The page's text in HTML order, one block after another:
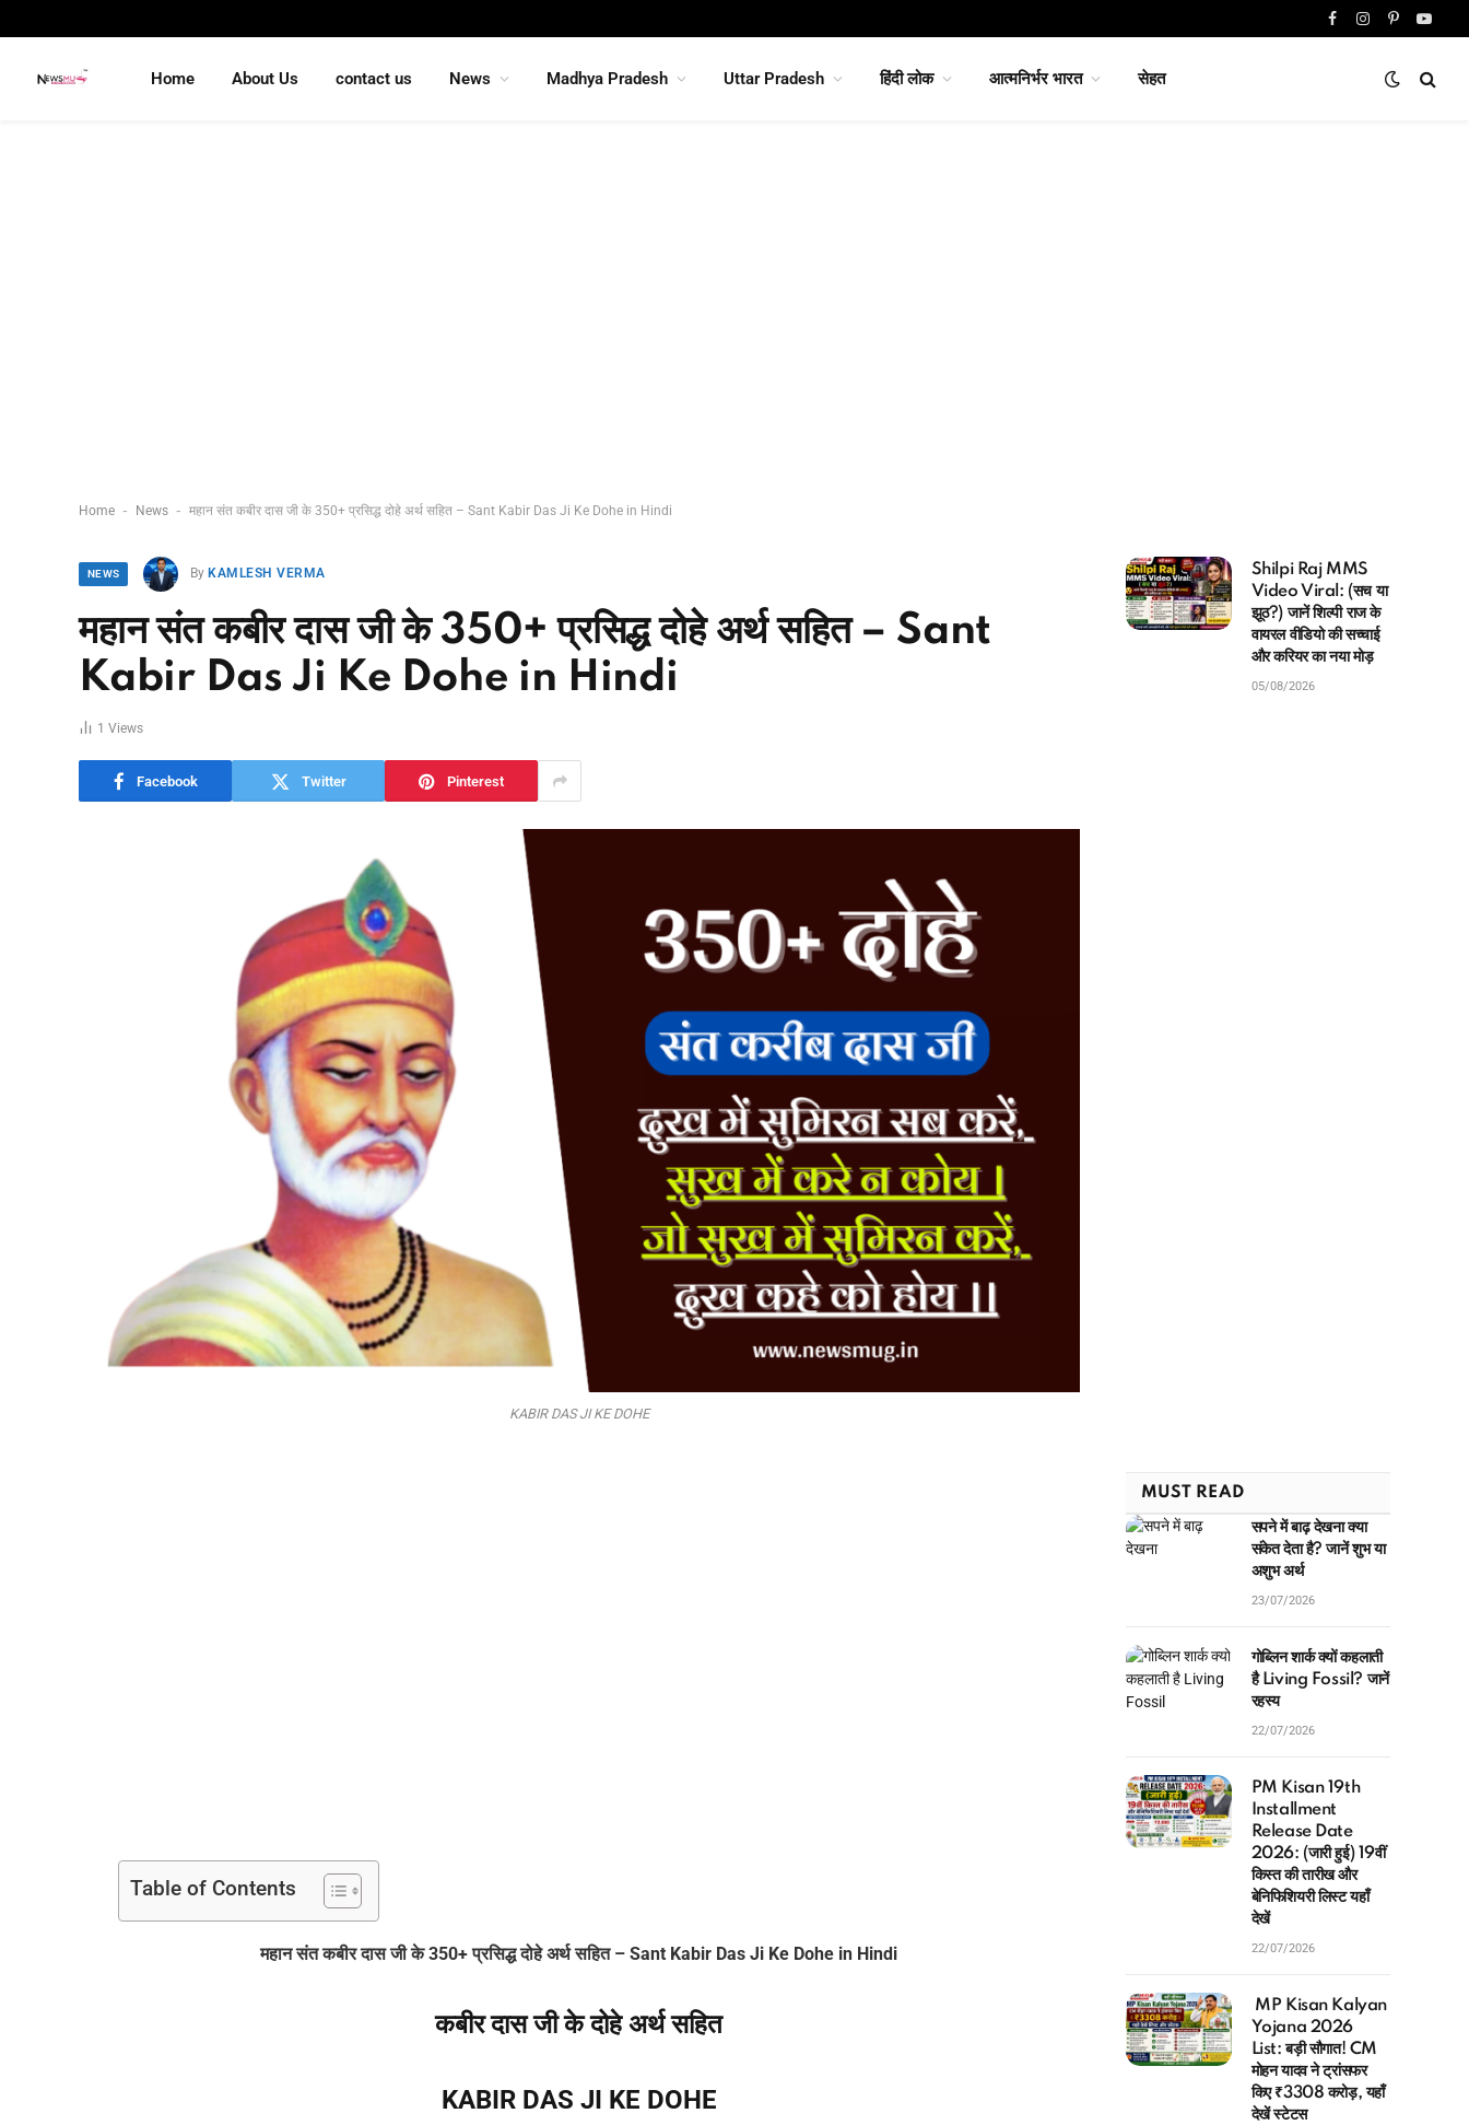
FacebookInstagram
Pinterest
Home About Us contact us News Madhya Pradesh Uttar Pradesh हिंदी लोक आत्मनिर्भर भारत सेहत
Home - News - महान संत कबीर दास जी के 350+ प्रसिद्ध दोहे अर्थ सहित – Sant Kabir Das Ji Ke Dohe in Hindi
NEWS By KAMLESH VERMA
महान संत कबीर दास जी के 350+ प्रसिद्ध दोहे अर्थ सहित – Sant
Kabir Das Ji Ke Dohe in Hindi
1 Views
Facebook Twitter Pinterest
KABIR DAS JI KE DOHE
Table of Contents
महान संत कबीर दास जी के 350+ प्रसिद्ध दोहे अर्थ सहित – Sant Kabir Das Ji Ke Dohe in Hindi
कबीर दास जी के दोहे अर्थ सहित
KABIR DAS JI KE DOHE
Shilpi Raj MMS
Video Viral: (सच या
झूठ?) जानें शिल्पी राज के
वायरल वीडियो की सच्चाई
और करियर का नया मोड़
05/08/2026
MUST READ
सपने में बाढ़ देखना क्या
संकेत देता है? जानें शुभ या
अशुभ अर्थ
23/07/2026
गोब्लिन शार्क क्यों कहलाती
है Living Fossil? जानें
रहस्य
22/07/2026
PM Kisan 19th
Installment
Release Date
2026: (जारी हुई) 19वीं
किस्त की तारीख और
बेनिफिशियरी लिस्ट यहाँ
देखें
22/07/2026
MP Kisan Kalyan
Yojana 2026
List: बड़ी सौगात! CM
मोहन यादव ने ट्रांसफर
किए ₹3308 करोड़, यहाँ
देखें स्टेटस